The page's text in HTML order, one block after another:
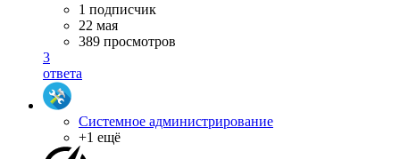
1 подписчик
22 мая
389 просмотров
3
ответа
Системное администрирование
+1 ещё